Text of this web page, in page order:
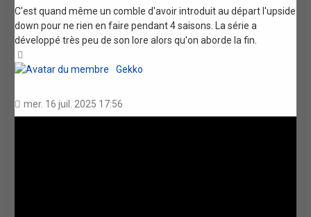
C'est quand même un comble d'avoir introduit au départ l'upside
down pour ne rien en faire pendant 4 saisons. La série a
développé très peu de son lore alors qu'on aborde la fin.
Gekko
mer. 16 juil. 2025 17:56